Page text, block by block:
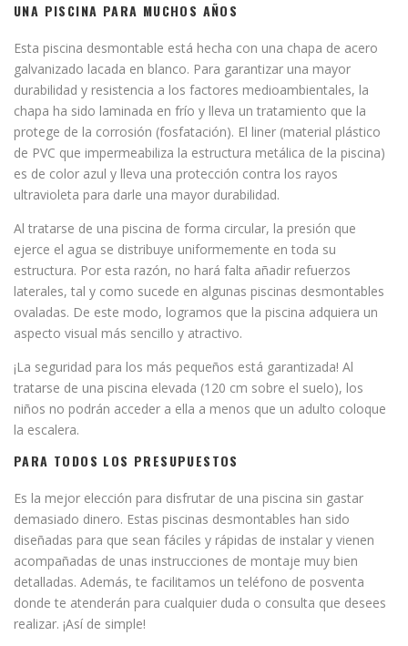
UNA PISCINA PARA MUCHOS AÑOS
Esta piscina desmontable está hecha con una chapa de acero
galvanizado lacada en blanco. Para garantizar una mayor
durabilidad y resistencia a los factores medioambientales, la
chapa ha sido laminada en frío y lleva un tratamiento que la
protege de la corrosión (fosfatación). El liner (material plástico
de PVC que impermeabiliza la estructura metálica de la piscina)
es de color azul y lleva una protección contra los rayos
ultravioleta para darle una mayor durabilidad.
Al tratarse de una piscina de forma circular, la presión que
ejerce el agua se distribuye uniformemente en toda su
estructura. Por esta razón, no hará falta añadir refuerzos
laterales, tal y como sucede en algunas piscinas desmontables
ovaladas. De este modo, logramos que la piscina adquiera un
aspecto visual más sencillo y atractivo.
¡La seguridad para los más pequeños está garantizada! Al
tratarse de una piscina elevada (120 cm sobre el suelo), los
niños no podrán acceder a ella a menos que un adulto coloque
la escalera.
PARA TODOS LOS PRESUPUESTOS
Es la mejor elección para disfrutar de una piscina sin gastar
demasiado dinero. Estas piscinas desmontables han sido
diseñadas para que sean fáciles y rápidas de instalar y vienen
acompañadas de unas instrucciones de montaje muy bien
detalladas. Además, te facilitamos un teléfono de posventa
donde te atenderán para cualquier duda o consulta que desees
realizar. ¡Así de simple!